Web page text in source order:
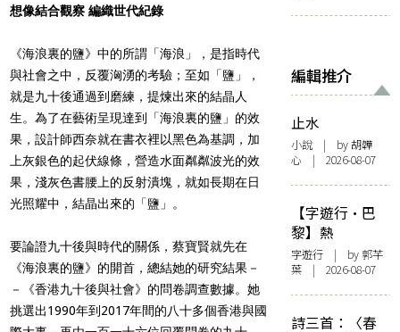
想像結合觀察 編織世代紀錄
《海浪裏的鹽》中的所謂「海浪」，是指時代
與社會之中，反覆洶湧的考驗；至如「鹽」，
就是九十後通過到磨練，提煉出來的結晶人
生。為了在藝術呈現達到「海浪裏的鹽」的效
果，設計師西奈就在書衣裡以黑色為基調，加
上灰銀色的起伏線條，營造水面粼粼波光的效
果，淺灰色書腰上的反射潰塊，就如長期在日
光照耀中，結晶出來的「鹽」。
要論證九十後與時代的關係，蔡寶賢就先在
《海浪裏的鹽》的開首，總結她的研究結果－
－《香港九十後與社會》的問卷調查數據。她
挑選出1990年到2017年間的八十多個香港與國
編輯推介
止水
小說 | by 胡韡
心 | 2026-08-07
【字遊行·巴
黎】熱
字遊行 | by 郭芊
葉 | 2026-08-07
詩三首：〈春